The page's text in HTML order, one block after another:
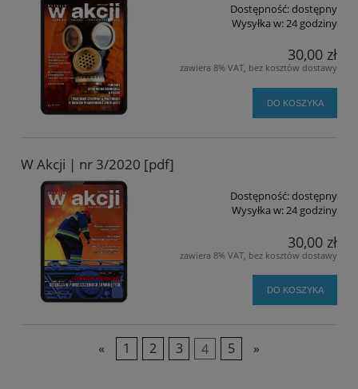
Dostępność:dostępny
Wysyłka w:24 godziny
30,00 zł
zawiera 8% VAT, bez kosztów dostawy
DO KOSZYKA
W Akcji | nr 3/2020 [pdf]
Dostępność:dostępny
Wysyłka w:24 godziny
30,00 zł
zawiera 8% VAT, bez kosztów dostawy
DO KOSZYKA
« 1 2 3 4 5 »